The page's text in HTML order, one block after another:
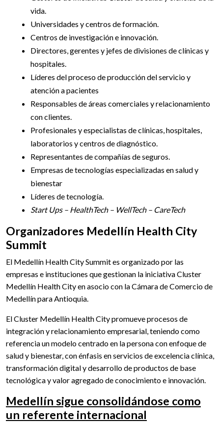
vida.
Universidades y centros de formación.
Centros de investigación e innovación.
Directores, gerentes y jefes de divisiones de clínicas y
hospitales.
Líderes del proceso de producción del servicio y
atención a pacientes
Responsables de áreas comerciales y relacionamiento
con clientes.
Profesionales y especialistas de clínicas, hospitales,
laboratorios y centros de diagnóstico.
Representantes de compañías de seguros.
Empresas de tecnologías especializadas en salud y
bienestar
Líderes de tecnología.
Start Ups – HealthTech – WellTech – CareTech
Organizadores Medellín Health City
Summit
El Medellín Health City Summit es organizado por las
empresas e instituciones que gestionan la iniciativa Cluster
Medellín Health City en asocio con la Cámara de Comercio de
Medellín para Antioquia.
El Cluster Medellín Health City promueve procesos de
integración y relacionamiento empresarial, teniendo como
referencia un modelo centrado en la persona con enfoque de
salud y bienestar, con énfasis en servicios de excelencia clínica,
transformación digital y desarrollo de productos de base
tecnológica y valor agregado de conocimiento e innovación.
Medellín sigue consolidándose como
un referente internacional